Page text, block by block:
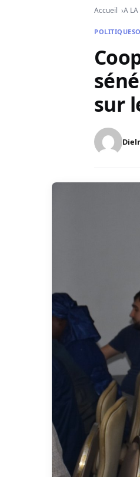
Accueil A LA
POLITIQUE
sur